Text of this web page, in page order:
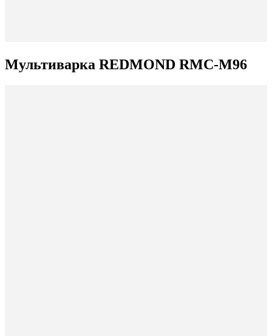
Мультиварка REDMOND RMC-M96